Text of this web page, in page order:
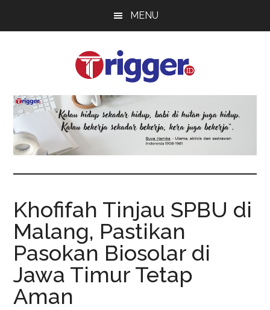
MENU
Trigger
Terkini
Khofifah Tinjau SPBU di
Malang, Pastikan
Pasokan Biosolar di
Jawa Timur Tetap
Aman